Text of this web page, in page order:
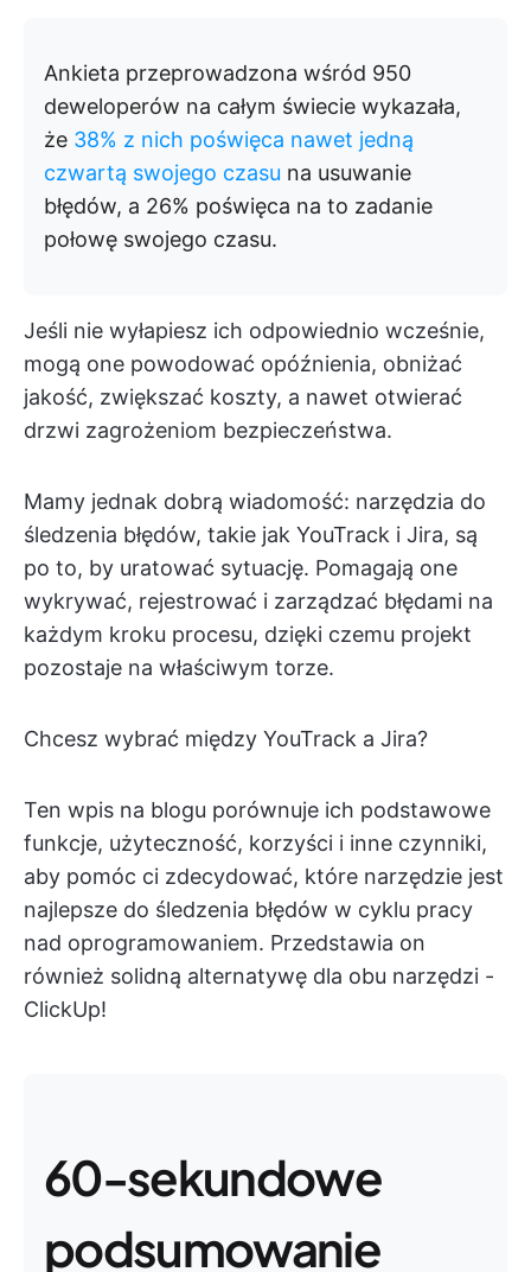
Ankieta przeprowadzona wśród 950
deweloperów na całym świecie wykazała,
że 38% z nich poświęca nawet jedną
czwartą swojego czasu na usuwanie
błędów, a 26% poświęca na to zadanie
połowę swojego czasu.
Jeśli nie wyłapiesz ich odpowiednio wcześnie,
mogą one powodować opóźnienia, obniżać
jakość, zwiększać koszty, a nawet otwierać
drzwi zagrożeniom bezpieczeństwa.
Mamy jednak dobrą wiadomość: narzędzia do
śledzenia błędów, takie jak YouTrack i Jira, są
po to, by uratować sytuację. Pomagają one
wykrywać, rejestrować i zarządzać błędami na
każdym kroku procesu, dzięki czemu projekt
pozostaje na właściwym torze.
Chcesz wybrać między YouTrack a Jira?
Ten wpis na blogu porównuje ich podstawowe
funkcje, użyteczność, korzyści i inne czynniki,
aby pomóc ci zdecydować, które narzędzie jest
najlepsze do śledzenia błędów w cyklu pracy
nad oprogramowaniem. Przedstawia on
również solidną alternatywę dla obu narzędzi -
ClickUp!
60-sekundowe
podsumowanie